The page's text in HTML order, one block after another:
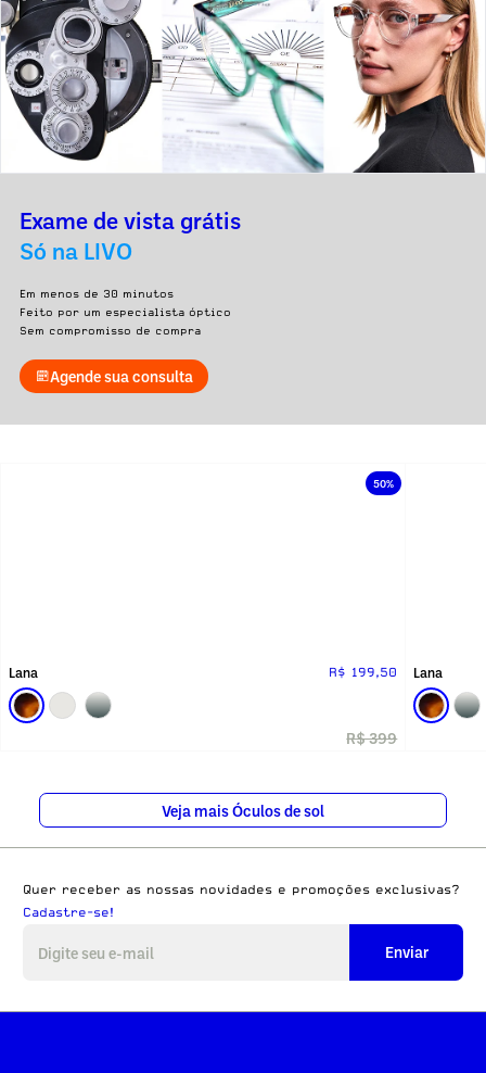
Exame de vista grátis
Só na LIVO
Em menos de 30 minutos
Feito por um especialista óptico
Sem compromisso de compra
Agende sua consulta
50%
Lana R$ 199,50
R$ 399
Lana
Veja mais Óculos de sol
Quer receber as nossas novidades e promoções exclusivas?
Cadastre-se!
Enviar